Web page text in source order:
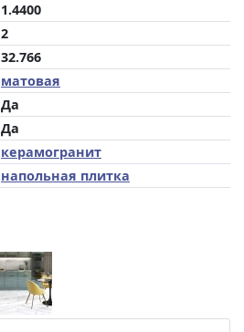
1.4400
2
32.766
матовая
Да
Да
керамогранит
напольная плитка